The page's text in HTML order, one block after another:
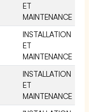
ET
MAINTENANCE
INSTALLATION
ET
MAINTENANCE
INSTALLATION
ET
MAINTENANCE